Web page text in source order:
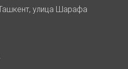
улица Шарафа